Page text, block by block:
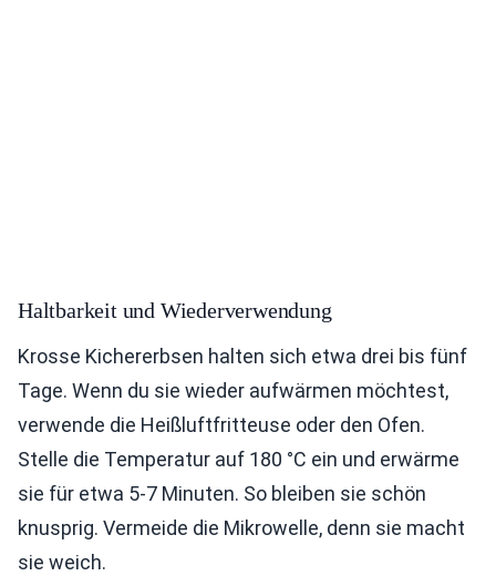
Haltbarkeit und Wiederverwendung
Krosse Kichererbsen halten sich etwa drei bis fünf
Tage. Wenn du sie wieder aufwärmen möchtest,
verwende die Heißluftfritteuse oder den Ofen.
Stelle die Temperatur auf 180 °C ein und erwärme
sie für etwa 5-7 Minuten. So bleiben sie schön
knusprig. Vermeide die Mikrowelle, denn sie macht
sie weich.